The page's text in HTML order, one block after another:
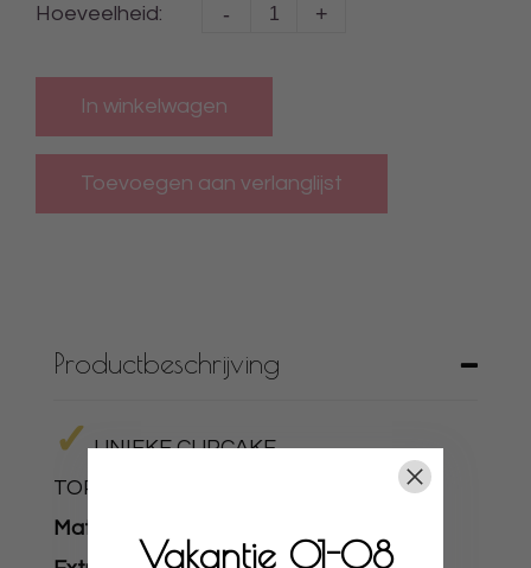
Hoeveelheid: - +
In winkelwagen
Productbeschrijving
✓UNIEKE CUPCAKE
TOPPERS
PRODUCTOMSCHRIJVING
Materiaal:
Vakantie 01-08